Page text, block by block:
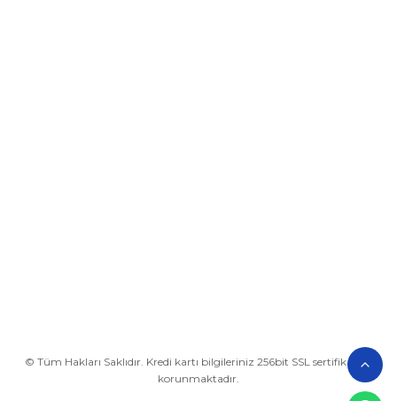
© Tüm Hakları Saklıdır. Kredi kartı bilgileriniz 256bit SSL sertifikası ile
korunmaktadır.